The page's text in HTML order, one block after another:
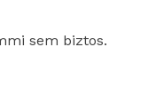
sem biztos.